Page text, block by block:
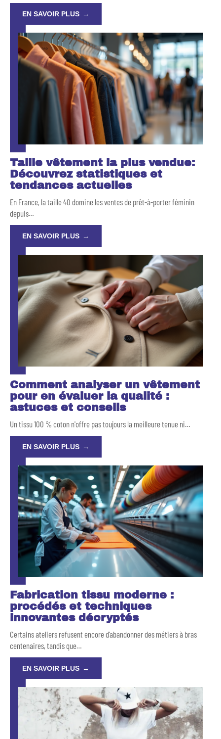
EN SAVOIR PLUS
Taille vêtement la plus vendue:
Découvrez statistiques et
tendances actuelles
En France, la taille 40 domine les ventes de prêt-à-porter féminin
depuis…
EN SAVOIR PLUS
Comment analyser un vêtement
pour en évaluer la qualité :
astuces et conseils
Un tissu 100 % coton n'offre pas toujours la meilleure tenue ni…
EN SAVOIR PLUS
Fabrication tissu moderne :
procédés et techniques
innovantes décryptés
Certains ateliers refusent encore d’abandonner des métiers à bras
centenaires, tandis que…
EN SAVOIR PLUS